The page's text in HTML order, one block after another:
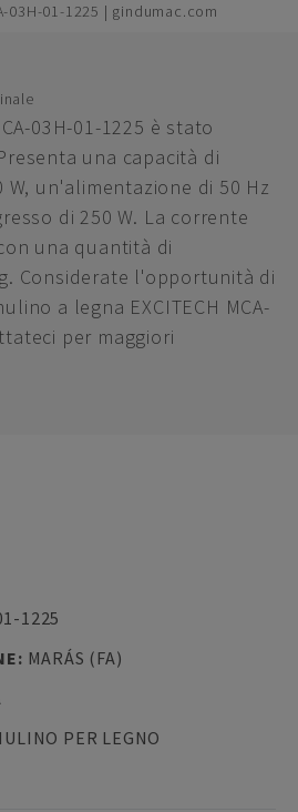
03H-01-1225 | gindumac.com
03H-01-1225 è stato
una capacità di
W, un'alimentazione di 50 Hz
di 250 W. La corrente
una quantità di
Considerate l'opportunità di
a legna EXCITECH MCA-
per maggiori
1225
: MARÁS (FA)
PER LEGNO